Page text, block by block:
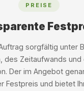
PREISE
sorgfältig unter
des Zeitaufwands und
Der im Angebot
Festpreis und bietet